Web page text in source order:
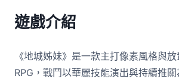
遊戲介紹
《地城姊妹》是一款主打像素風格與
RPG，戰鬥以華麗技能演出與持續推